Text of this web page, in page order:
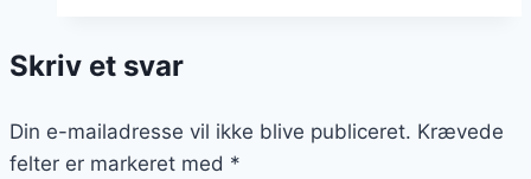
tomatsauce
Skriv et svar
Din e-mailadresse vil ikke blive publiceret. Krævede
felter er markeret med *